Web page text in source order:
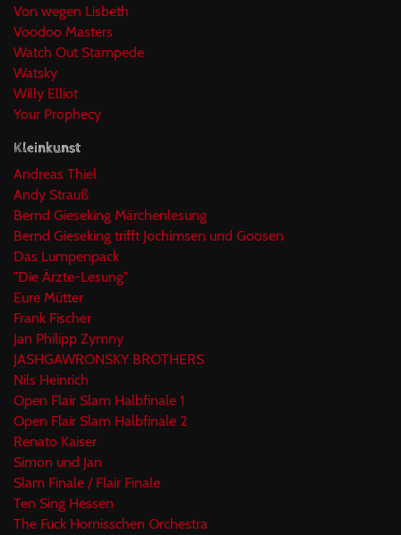
Von wegen Lisbeth
Voodoo Masters
Watch Out Stampede
Watsky
Willy Elliot
Your Prophecy
Kleinkunst
Andreas Thiel
Andy Strauß
Bernd Gieseking Märchenlesung
Bernd Gieseking trifft Jochimsen und Goosen
Das Lumpenpack
"Die Ärzte-Lesung"
Eure Mütter
Frank Fischer
Jan Philipp Zymny
JASHGAWRONSKY BROTHERS
Nils Heinrich
Open Flair Slam Halbfinale 1
Open Flair Slam Halbfinale 2
Renato Kaiser
Simon und Jan
Slam Finale / Flair Finale
Ten Sing Hessen
The Fuck Hornisschen Orchestra